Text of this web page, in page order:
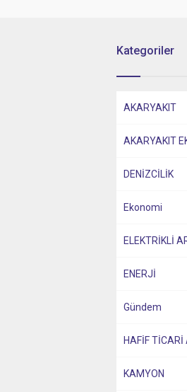
Kategoriler
AKARYAKIT
AKARYAKIT
DENİZCİLİK
Ekonomi
ELEKTRİKLİ
ENERJİ
Gündem
HAFİF TİCARİ
KAMYON